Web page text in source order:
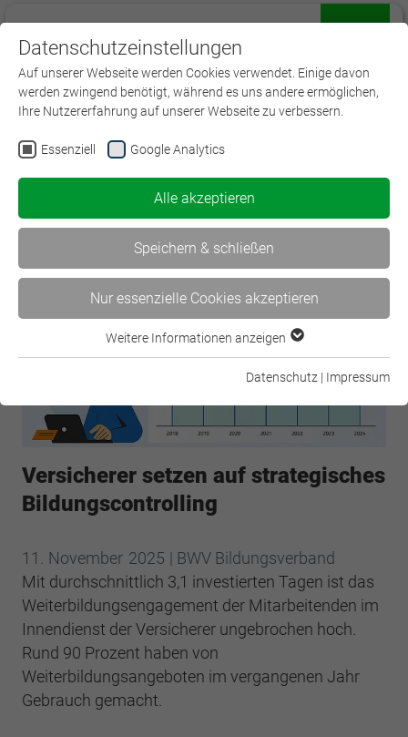
< WissenVersichert – Der…
WissenVersichert – Der… >
Versicherer setzen auf strategisches
Bildungscontrolling
11. November 2025 | BWV Bildungsverband
Mit durchschnittlich 3,1 investierten Tagen ist das
Weiterbildungsengagement der Mitarbeitenden im
Innendienst der Versicherer ungebrochen hoch.
Rund 90 Prozent haben von
Weiterbildungsangeboten im vergangenen Jahr
Gebrauch gemacht.
Datenschutzeinstellungen
Auf unserer Webseite werden Cookies verwendet. Einige davon
werden zwingend benötigt, während es uns andere ermöglichen,
Ihre Nutzererfahrung auf unserer Webseite zu verbessern.
Essenziell Google Analytics
Alle akzeptieren
Speichern & schließen
Nur essenzielle Cookies akzeptieren
Essenzielle Cookies werden für grundlegende Funktionen der
Webseite einwandfrei funktioniert.
Anbieter BWV Südwest
Dieses Cookie wird verwendet, um Ihre
Cookie-Einstellungen für diese Website zu
speichern.
Name SgCookieOptin.lastPreferences
Cookie-Informationen anzeigen
Google Analytics
Anbieter Google Analytics
Laufzeit 2 Jahre
Zweck
wird, um statistische Daten dazu, wie der
Besucher die Website nutzt, zu generieren.
Weitere Informationen anzeigen
Datenschutz | Impressum